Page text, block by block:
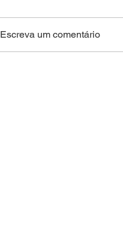
Escreva um comentário